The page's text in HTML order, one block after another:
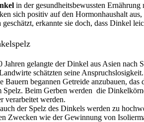
in der gesundheitsbewussten
sich positiv auf den Hormonhaushalt
erkannte sie doch, dass Dinkel
Jahren gelangte der Dinkel aus Asien
schätzten seine
Bauern begannen Getreide anzubauen,
Spelz. Beim Gerben werden die
verarbeitet werden.
der Spelz des Dinkels werden zu
Zwecken wie der Gewinnung von